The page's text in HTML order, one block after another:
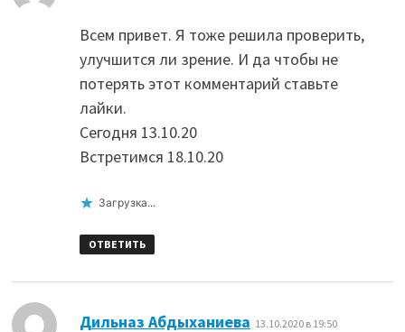
Всем привет. Я тоже решила проверить,
улучшится ли зрение. И да чтобы не
потерять этот комментарий ставьте
лайки.
Сегодня 13.10.20
Встретимся 18.10.20
Загрузка...
ОТВЕТИТЬ
Дильназ Абдыханиева 13.10.2020 в 19:50